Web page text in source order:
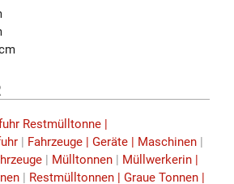
Restmülltonne |
| Fahrzeuge | Geräte | Maschinen |
| Mülltonnen | Müllwerkerin |
| Restmülltonnen | Graue Tonnen |